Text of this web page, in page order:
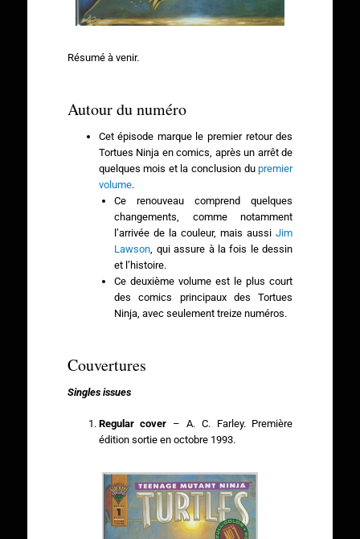
Résumé à venir.
Autour du numéro
Cet épisode marque le premier retour des
Tortues Ninja en comics, après un arrêt de
quelques mois et la conclusion dupremier
volume.
Ce renouveau comprend quelques
changements, comme notamment
l’arrivée de la couleur, mais aussiJim
Lawson , qui assure à la fois le dessin
et l’histoire.
Ce deuxième volume est le plus court
des comics principaux des Tortues
Ninja, avec seulement treize numéros.
Couvertures
Singles issues
Regular cover – A. C. Farley. Première
édition sortie en octobre 1993.